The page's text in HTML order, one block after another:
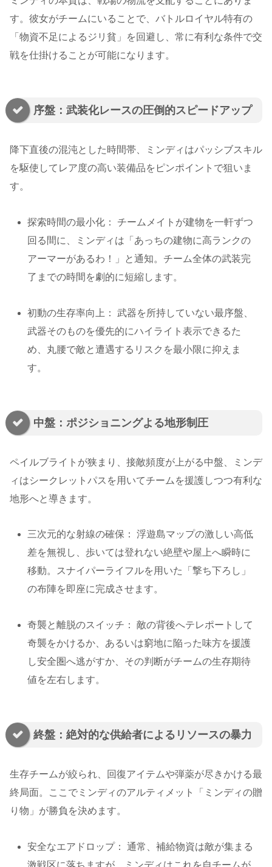
す。彼女がチームにいることで、バトルロイヤル特有の
「物資不足によるジリ貧」を回避し、常に有利な条件で交
戦を仕掛けることが可能になります。
序盤：武装化レースの圧倒的スピードアップ
降下直後の混沌とした時間帯、ミンディはパッシブスキル
を駆使してレア度の高い装備品をピンポイントで狙いま
す。
探索時間の最小化： チームメイトが建物を一軒ずつ
回る間に、ミンディは「あっちの建物に高ランクの
アーマーがあるわ！」と通知。チーム全体の武装完
了までの時間を劇的に短縮します。
初動の生存率向上： 武器を所持していない最序盤、
武器そのものを優先的にハイライト表示できるた
め、丸腰で敵と遭遇するリスクを最小限に抑えま
す。
中盤：ポジショニングよる地形制圧
ペイルブライトが狭まり、接敵頻度が上がる中盤、ミンデ
ィはシークレットパスを用いてチームを援護しつつ有利な
地形へと導きます。
三次元的な射線の確保： 浮遊島マップの激しい高低
差を無視し、歩いては登れない絶壁や屋上へ瞬時に
移動。スナイパーライフルを用いた「撃ち下ろし」
の布陣を即座に完成させます。
奇襲と離脱のスイッチ： 敵の背後へテレポートして
奇襲をかけるか、あるいは窮地に陥った味方を援護
し安全圏へ逃がすか、その判断がチームの生存期待
値を左右します。
終盤：絶対的な供給者によるリソースの暴力
生存チームが絞られ、回復アイテムや弾薬が尽きかける最
終局面。ここでミンディのアルティメット「ミンディの贈
り物」が勝負を決めます。
安全なエアドロップ： 通常、補給物資は敵が集まる